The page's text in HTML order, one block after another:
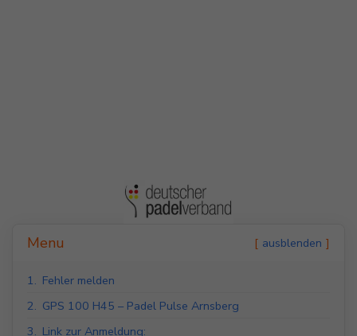
Menu ausblenden
1. Fehler melden
2. GPS 100 H45 – Padel Pulse Arnsberg
3. Link zur Anmeldung: